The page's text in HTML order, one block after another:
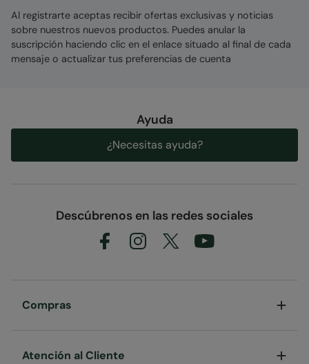
Al registrarte aceptas recibir ofertas exclusivas y noticias
sobre nuestros nuevos productos. Puedes anular la
suscripción haciendo clic en el enlace situado al final de cada
mensaje o actualizar tus preferencias de cuenta
Ayuda
¿Necesitas ayuda?
Descúbrenos en las redes sociales
Compras
Atención al Cliente